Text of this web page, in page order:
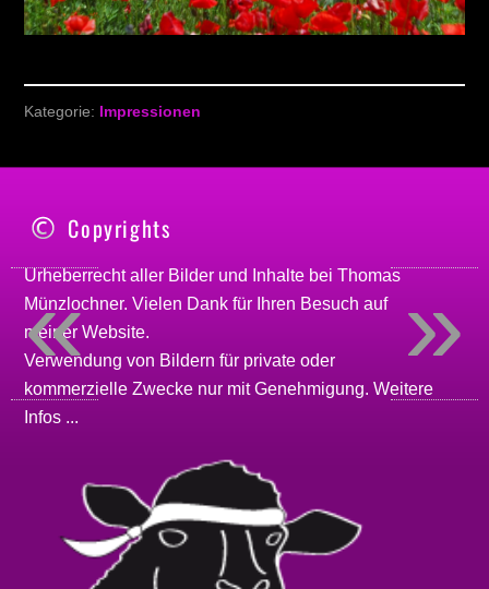
Kategorie: Impressionen
Copyrights
Urheberrecht aller Bilder und Inhalte beiThomas
Münzlochner. Vielen Dank für Ihren Besuch auf
meinerWebsite.
Verwendung von Bildern für private oder
kommerzielle Zwecke nur mit Genehmigung.Weitere
Infos ...
»
«